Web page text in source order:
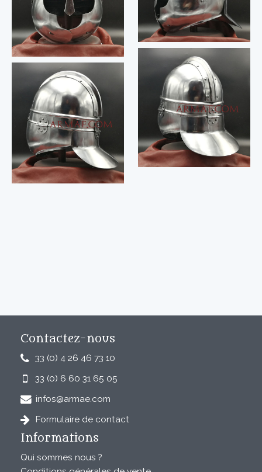
Contactez-nous
33 (0) 4 26 46 73 10
33 (0) 6 60 31 65 05
infos@armae.com
Formulaire de contact
Informations
Qui sommes nous ?